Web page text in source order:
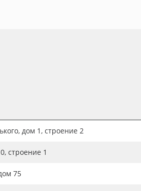
дом 1, строение 2
строение 1
75